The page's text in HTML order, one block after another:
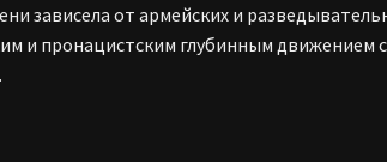
зависела от армейских и
и пронацистским глубинным движением